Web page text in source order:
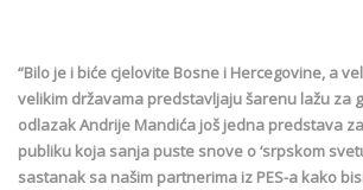
“Bilo je i biće cjelovite Bosne i Hercegovine, a
velikim državama predstavljaju šarenu lažu za
odlazak Andrije Mandića još jedna predstava
publiku koja sanja puste snove o ‘srpskom
sastanak sa našim partnerima iz PES-a kako